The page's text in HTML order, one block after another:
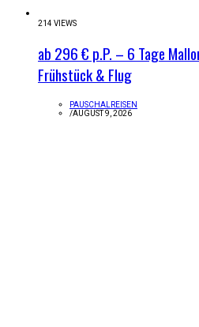
214 VIEWS
ab 296 € p.P. – 6 Tage
Frühstück & Flug
PAUSCHALREISEN
/AUGUST 9, 2026